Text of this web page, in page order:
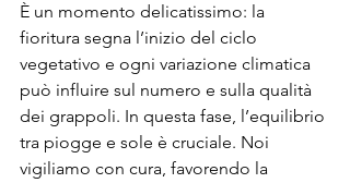
È un momento delicatissimo: la
fioritura segna l’inizio del ciclo
vegetativo e ogni variazione climatica
può influire sul numero e sulla qualità
dei grappoli. In questa fase, l’equilibrio
tra piogge e sole è cruciale. Noi
vigiliamo con cura, favorendo la